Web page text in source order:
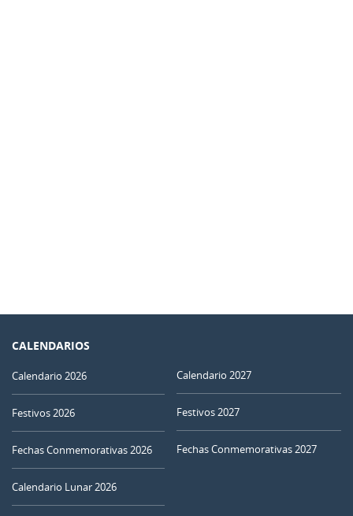
CALENDARIOS
Calendario 2026
Festivos 2026
Fechas Conmemorativas 2026
Calendario Lunar 2026
Calendario 2027
Festivos 2027
Fechas Conmemorativas 2027